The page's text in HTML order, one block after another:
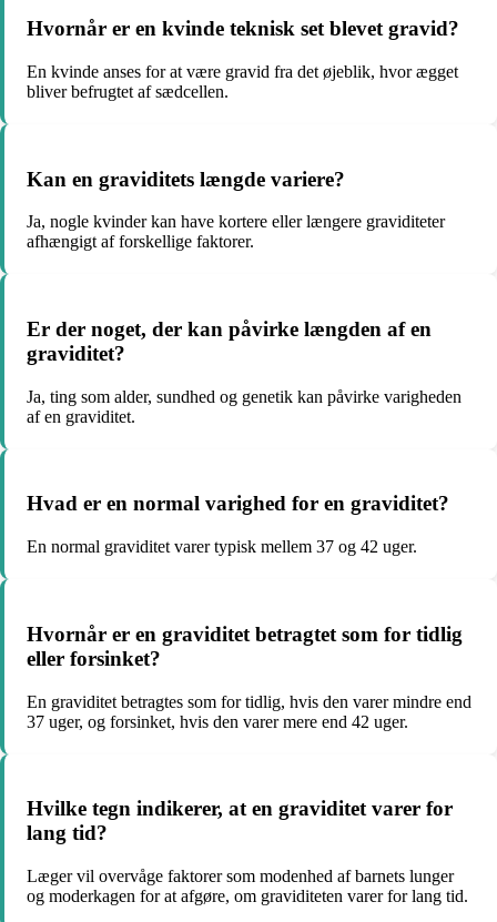
Hvornår er en kvinde teknisk set blevet gravid?
En kvinde anses for at være gravid fra det øjeblik, hvor ægget
bliver befrugtet af sædcellen.
Kan en graviditets længde variere?
Ja, nogle kvinder kan have kortere eller længere graviditeter
afhængigt af forskellige faktorer.
Er der noget, der kan påvirke længden af en
graviditet?
Ja, ting som alder, sundhed og genetik kan påvirke varigheden
af en graviditet.
Hvad er en normal varighed for en graviditet?
En normal graviditet varer typisk mellem 37 og 42 uger.
Hvornår er en graviditet betragtet som for tidlig
eller forsinket?
En graviditet betragtes som for tidlig, hvis den varer mindre end
37 uger, og forsinket, hvis den varer mere end 42 uger.
Hvilke tegn indikerer, at en graviditet varer for
lang tid?
Læger vil overvåge faktorer som modenhed af barnets lunger
og moderkagen for at afgøre, om graviditeten varer for lang tid.